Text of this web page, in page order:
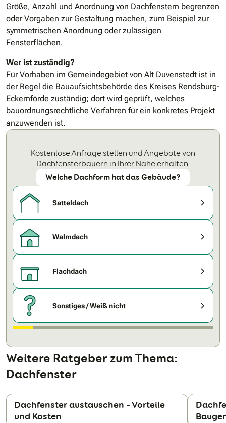
Größe, Anzahl und Anordnung von Dachfenstern begrenzen
oder Vorgaben zur Gestaltung machen, zum Beispiel zur
symmetrischen Anordnung oder zulässigen
Fensterflächen.
Wer ist zuständig?
Für Vorhaben im Gemeindegebiet von Alt Duvenstedt ist in
der Regel die Bauaufsichtsbehörde des Kreises Rendsburg-
Eckernförde zuständig; dort wird geprüft, welches
bauordnungsrechtliche Verfahren für ein konkretes Projekt
anzuwenden ist.
Kostenlose Anfrage stellen und Angebote von
Dachfensterbauern in Ihrer Nähe erhalten.
Welche Dachform hat das Gebäude?
Satteldach
Walmdach
Flachdach
Sonstiges / Weiß nicht
Weitere Ratgeber zum Thema:
Dachfenster
Dachfenster austauschen – Vorteile
und Kosten